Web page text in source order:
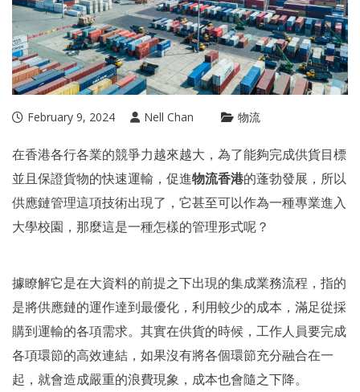
February 9, 2024 Nell Chan 物流
在香港各行各業的競爭力越來越大，為了能夠完成供貨目標
並且保證貨物的快速運輸，促進物流香港的蓬勃發展，所以
供應鏈管理這項技術出現了，它甚至可以作為一種專業進入
大學校園，那麼這是一種怎樣的管理形式呢？
據瞭解它是在大資料的前提之下出現的集成業務流程，指的
是將供應鏈的運作達到最優化，利用較少的成本，滿足從採
購到運輸的各項需求。其實在供貨的時候，工作人員要完成
各項環節的高效連結，如果沒有將各個環節充分融合在一
起，就會造成嚴重的浪費現象，成本也會隨之下降。